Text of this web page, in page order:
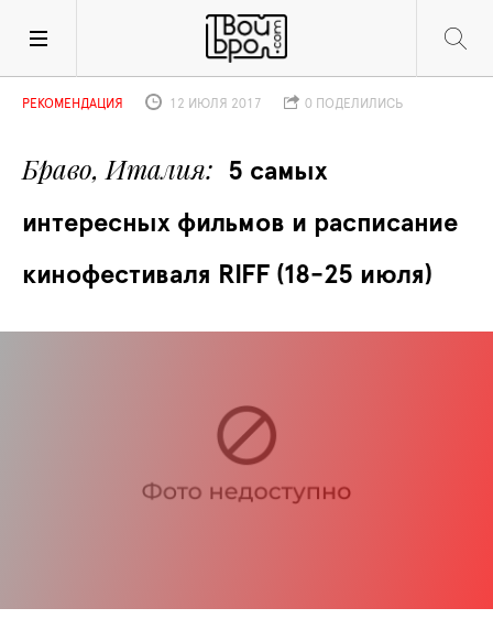
Браво, Италия
5 самых
интересных фильмов и расписание
кинофестиваля RIFF (18-25 июля)
РЕКОМЕНДАЦИЯ 12 ИЮЛЯ 2017 0 ПОДЕЛИЛИСЬ